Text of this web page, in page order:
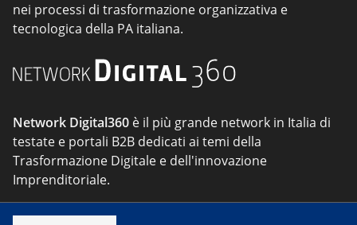
nei processi di trasformazione organizzativa e
tecnologica della PA italiana.
Network Digital360 è il più grande network in Italia di
testate e portali B2B dedicati ai temi della
Trasformazione Digitale e dell'innovazione
Imprenditoriale.